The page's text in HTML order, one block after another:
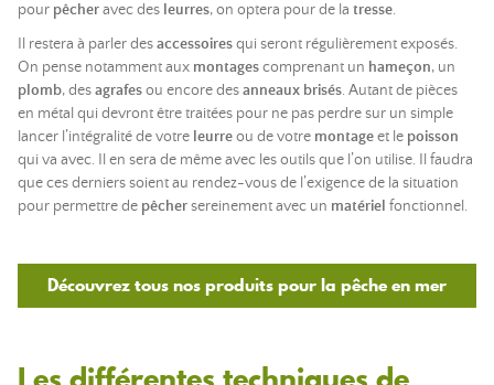
pour pêcheravec des leurres, on optera pour de la tresse.
Il restera à parler desaccessoiresqui seront régulièrement exposés.
On pense notamment aux montagescomprenant un hameçon, un
plomb, desagrafesou encore desanneaux brisés. Autant de pièces
en métal qui devront être traitées pour ne pas perdre sur un simple
lancer l’intégralité de votre leurreou de votre montageet le poisson
qui va avec. Il en sera de même avec les outils que l’on utilise. Il faudra
que ces derniers soient au rendez-vous de l’exigence de la situation
pour permettre de pêchersereinement avec un matériel fonctionnel.
Découvrez tous nos produits pour la pêche en mer